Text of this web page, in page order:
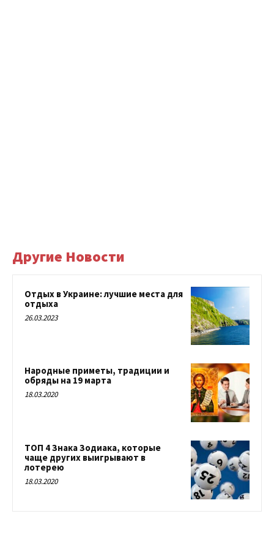
Другие Новости
Отдых в Украине: лучшие места для
отдыха
26.03.2023
Народные приметы, традиции и
обряды на 19 марта
18.03.2020
ТОП 4 Знака Зодиака, которые
чаще других выигрывают в
лотерею
18.03.2020